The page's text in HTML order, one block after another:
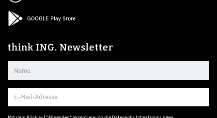
GOOGLE Play Store
think ING. Newsletter